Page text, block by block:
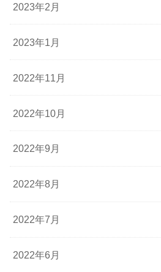
2023年2月
2023年1月
2022年11月
2022年10月
2022年9月
2022年8月
2022年7月
2022年6月